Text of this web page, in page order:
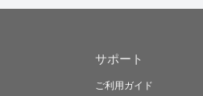
サポート
ご利用ガイド